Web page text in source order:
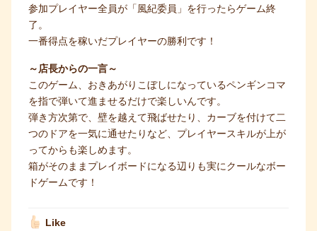
参加プレイヤー全員が「風紀委員」を行ったらゲーム終
了。
一番得点を稼いだプレイヤーの勝利です！
～店長からの一言～
このゲーム、おきあがりこぼしになっているペンギンコマ
を指で弾いて進ませるだけで楽しいんです。
弾き方次第で、壁を越えて飛ばせたり、カーブを付けて二
つのドアを一気に通せたりなど、プレイヤースキルが上が
ってからも楽しめます。
箱がそのままプレイボードになる辺りも実にクールなボー
ドゲームです！
Like